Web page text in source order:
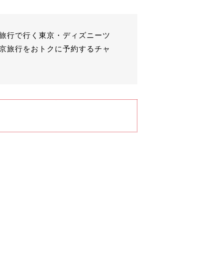
行で行く東京・ディズニーツ
旅行をおトクに予約するチャ